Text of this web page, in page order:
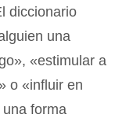
diccionario
una
«estimular a
» o «influir en
forma